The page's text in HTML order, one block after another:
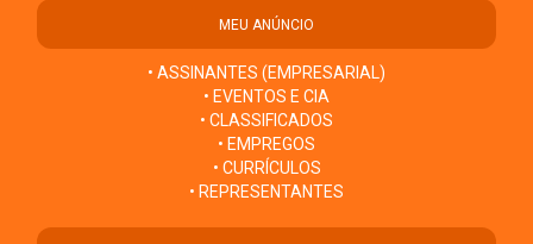
MEU ANÚNCIO
• ASSINANTES (EMPRESARIAL)
• EVENTOS E CIA
• CLASSIFICADOS
• EMPREGOS
• CURRÍCULOS
• REPRESENTANTES